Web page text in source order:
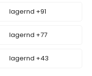
lagernd +91
lagernd +77
lagernd +43